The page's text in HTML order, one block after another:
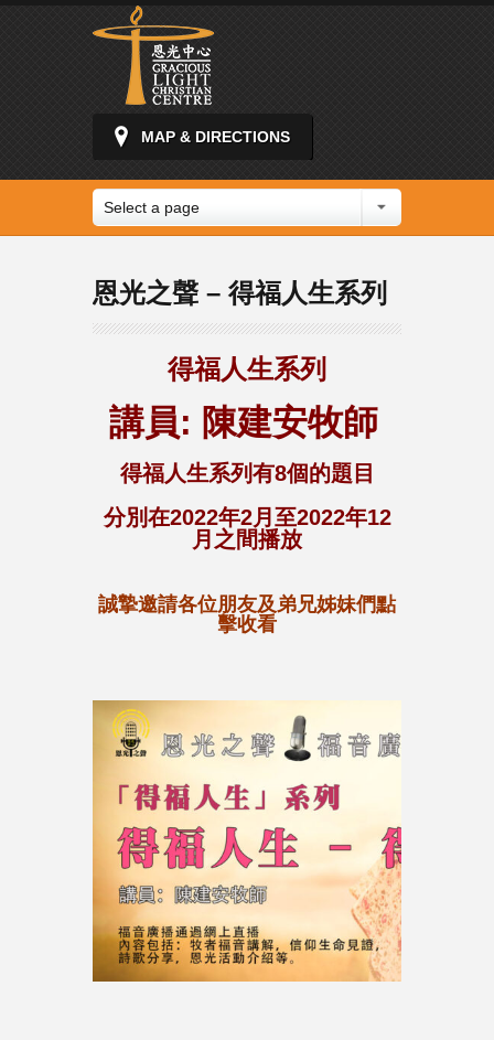
MAP & DIRECTIONS
Select a page
恩光之聲 – 得福人生系列
得福人生系列
講員: 陳建安牧師
得福人生系列有8個的題目
分別在2022年2月至2022年12
月之間播放
誠摯邀請各位朋友及弟兄姊妹們點
擊收看